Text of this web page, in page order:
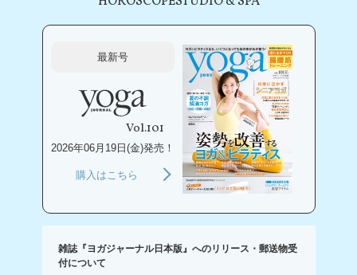
最新号
Vol.101
2026年06月19日(金)発売！
購入はこちら
雑誌『ヨガジャーナル日本版』へのリリース・郵送物受
付について